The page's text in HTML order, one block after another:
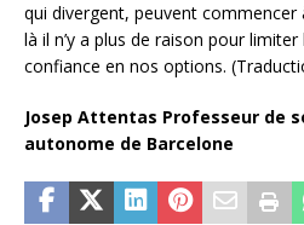
qui divergent, peuvent
là il n’y a plus de raison pour
confiance en nos options.
Josep Attentas Professeur de
autonome de Barcelone